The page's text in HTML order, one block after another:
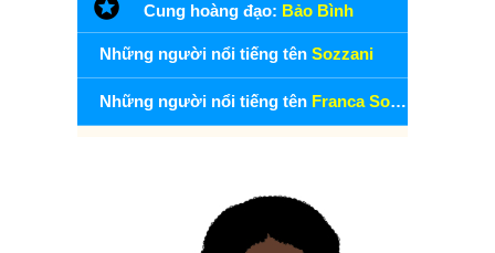
Cung hoàng đạo: Bảo Bình
Những người nổi tiếng tên Sozzani
Những người nổi tiếng tên Franca Sozzani